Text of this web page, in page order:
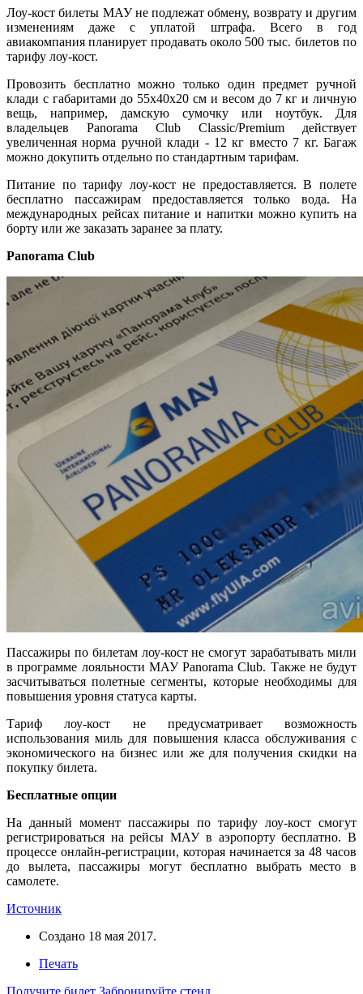
Лоу-кост билеты МАУ не подлежат обмену, возврату и другим
изменениям даже с уплатой штрафа. Всего в год
авиакомпания планирует продавать около 500 тыс. билетов по
тарифу лоу-кост.
Провозить бесплатно можно только один предмет ручной
клади с габаритами до 55х40х20 см и весом до 7 кг и личную
вещь, например, дамскую сумочку или ноутбук. Для
владельцев Panorama Club Classic/Premium действует
увеличенная норма ручной клади - 12 кг вместо 7 кг. Багаж
можно докупить отдельно по стандартным тарифам.
Питание по тарифу лоу-кост не предоставляется. В полете
бесплатно пассажирам предоставляется только вода. На
международных рейсах питание и напитки можно купить на
борту или же заказать заранее за плату.
Panorama Club
Пассажиры по билетам лоу-кост не смогут зарабатывать мили
в программе лояльности МАУ Panorama Club. Также не будут
засчитываться полетные сегменты, которые необходимы для
повышения уровня статуса карты.
Тариф лоу-кост не предусматривает возможность
использования миль для повышения класса обслуживания с
экономического на бизнес или же для получения скидки на
покупку билета.
Бесплатные опции
На данный момент пассажиры по тарифу лоу-кост смогут
регистрироваться на рейсы МАУ в аэропорту бесплатно. В
процессе онлайн-регистрации, которая начинается за 48 часов
до вылета, пассажиры могут бесплатно выбрать место в
самолете.
Источник
Создано 18 мая 2017.
Печать
Получите билет Забронируйте стенд